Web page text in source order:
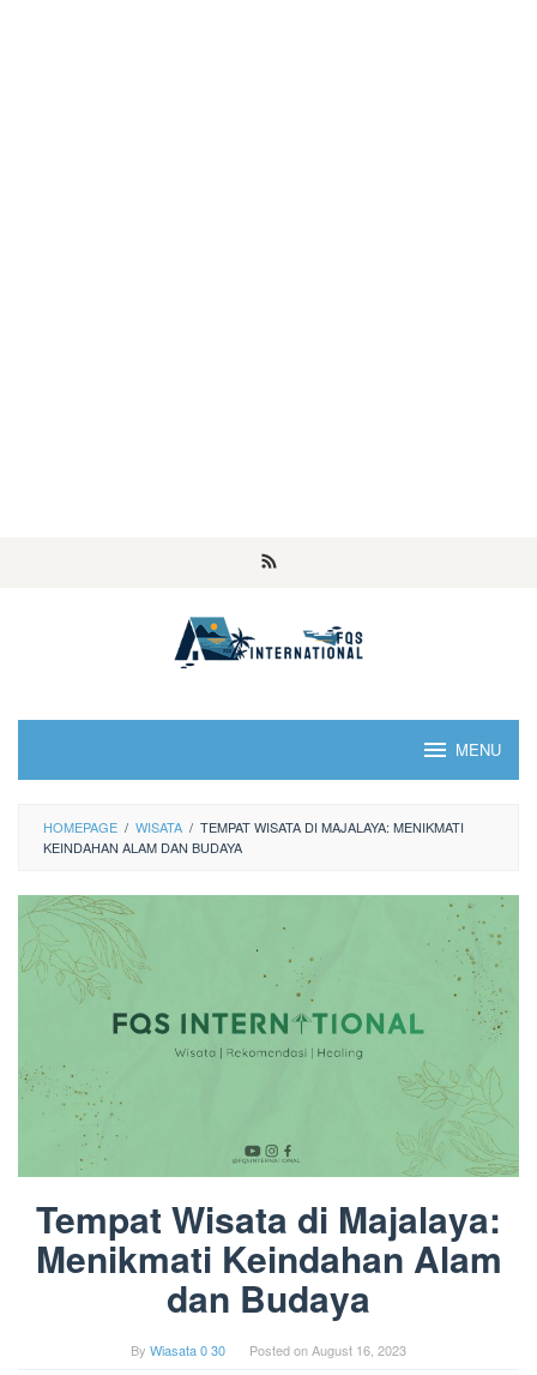
MENU
HOMEPAGE / WISATA / TEMPAT WISATA DI MAJALAYA: MENIKMATI
KEINDAHAN ALAM DAN BUDAYA
Tempat Wisata di Majalaya:
Menikmati Keindahan Alam
dan Budaya
By Wiasata 0 30 Posted onAugust 16, 2023